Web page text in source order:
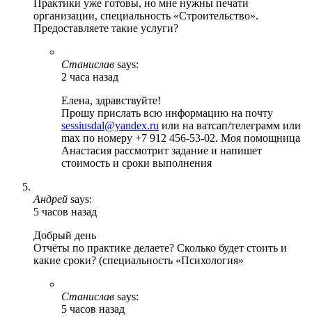
Практики уже готовы, но мне нужны печати
организации, специальность «Строительство».
Предоставляете такие услуги?
Станислав says:
2 часа назад
Елена, здравствуйте!
Прошу прислать всю информацию на почту
sessiusdal@yandex.ru или на ватсап/телеграмм или
max по номеру +7 912 456-53-02. Моя помощница
Анастасия рассмотрит задание и напишет
стоимость и сроки выполнения
Андрей says:
5 часов назад
Добрый день
Отчёты по практике делаете? Сколько будет стоить и
какие сроки? (специальность «Психология»
Станислав says:
5 часов назад